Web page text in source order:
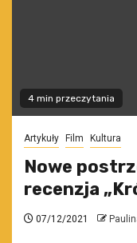
4 min przeczytania
Artykuły Film Kultura
Nowe
recenzja
07/12/2021